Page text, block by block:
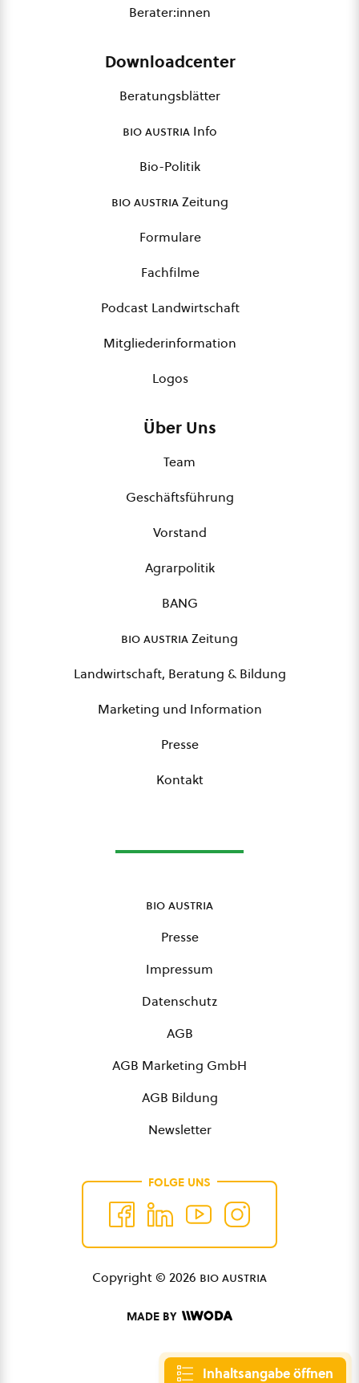
Inhaltsangabe öffnen
Berater:innen
Downloadcenter
Beratungsblätter
bio austria Info
Bio-Politik
bio austriaZeitung
Formulare
Fachfilme
Podcast Landwirtschaft
Mitgliederinformation
Logos
Über Uns
Team
Geschäftsführung
Vorstand
Agrarpolitik
BANG
bio austriaZeitung
Landwirtschaft, Beratung & Bildung
Marketing und Information
Presse
Kontakt
bio austria
Presse
Impressum
Datenschutz
AGB
AGB Marketing GmbH
AGB Bildung
Newsletter
FOLGE UNS
Copyright © 2026 bio austria
MADE BY